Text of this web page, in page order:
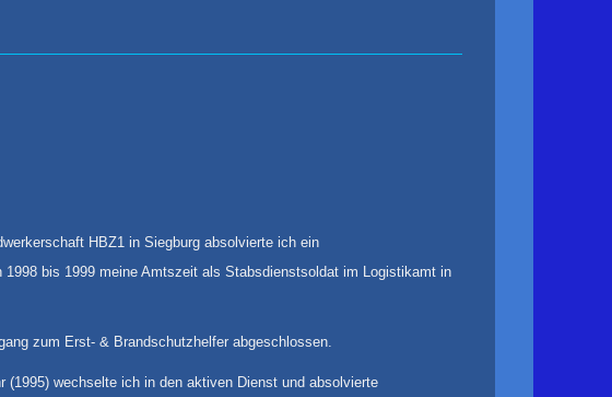
HBZ1 in Siegburg absolvierte ich ein
bis 1999 meine Amtszeit als Stabsdienstsoldat im Logistikamt in
zum Erst- & Brandschutzhelfer abgeschlossen.
(1995) wechselte ich in den aktiven Dienst und absolvierte